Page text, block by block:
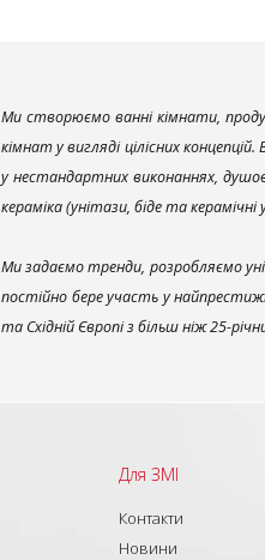
Ми створюємо ванні кімнати,
кімнат у вигляді цілісних
у нестандартних виконаннях,
кераміка (унітази, біде та
Ми задаємо тренди, розробляємо
постійно бере участь у
та Східній Європі з більш ніж 25-
Для ЗМІ
Контакти
Новини